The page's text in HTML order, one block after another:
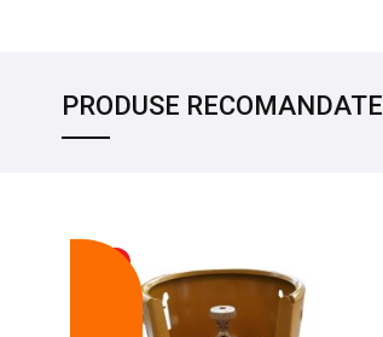
PRODUSE RECOMANDATE